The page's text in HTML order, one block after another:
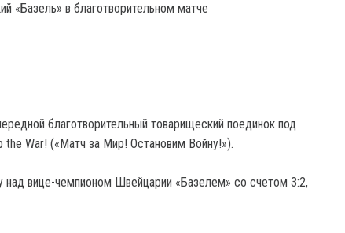
«Базель» в благотворительном матче
благотворительный товарищеский поединок под
War! («Матч за Мир! Остановим Войну!»).
над вице-чемпионом Швейцарии «Базелем» со счетом 3:2,